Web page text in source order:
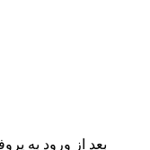
بعد از ورود به